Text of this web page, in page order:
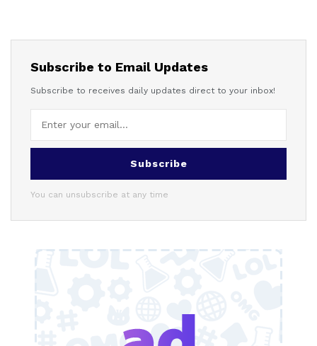
Subscribe to Email Updates
Subscribe to receives daily updates direct to your inbox!
Subscribe
You can unsubscribe at any time